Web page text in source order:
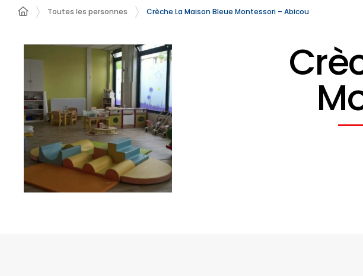
Toutes les personnes Crèche La Maison Bleue Montessori – Abicou